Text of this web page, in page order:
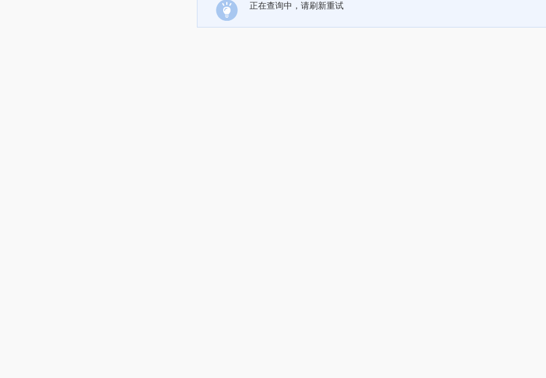
正在查询中，请刷新重试